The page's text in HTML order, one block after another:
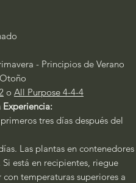
- Principios de Verano
o All Purpose 4-4-4
tres días después del
Las plantas en contenedores
está en recipientes, riegue
temperaturas superiores a